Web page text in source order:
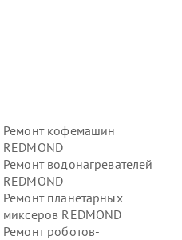
Ремонт кофемашин
REDMOND
Ремонт водонагревателей
REDMOND
Ремонт планетарных
миксеров REDMOND
Ремонт роботов-